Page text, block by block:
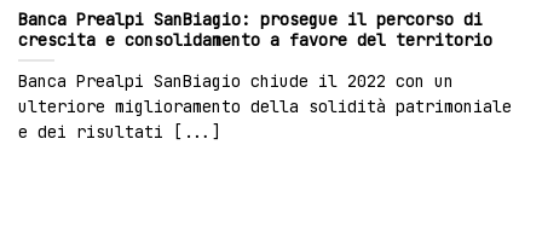
Banca Prealpi SanBiagio: prosegue il percorso di
crescita e consolidamento a favore del territorio
Banca Prealpi SanBiagio chiude il 2022 con un
ulteriore miglioramento della solidità patrimoniale
e dei risultati [...]